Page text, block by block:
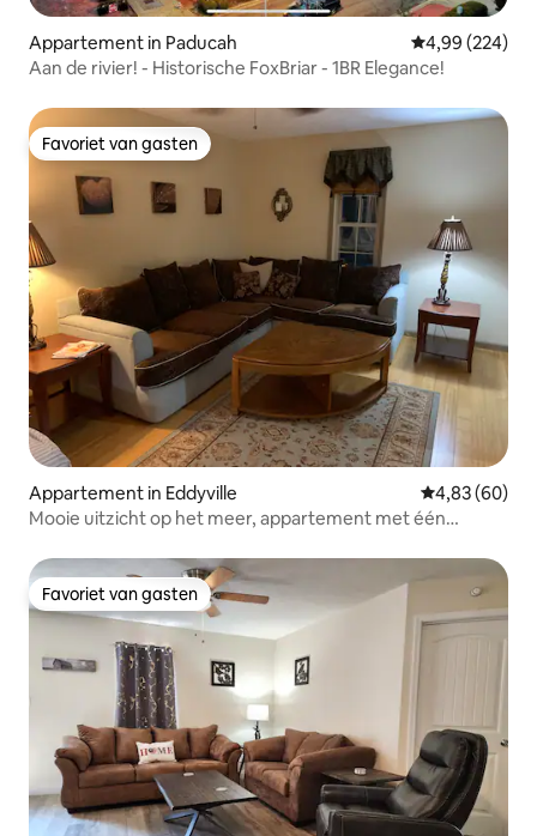
Appartement in Paducah Gemiddelde
4,99 (224)
Aan de rivier! - Historische FoxBriar - 1BR Elegance!
Favoriet van gasten
Favoriet van gasten
Appartement in Eddyville Gemiddelde
4,83 (60)
Mooie uitzicht op het meer, appartement met één
Favoriet van gasten
Favoriet van gasten